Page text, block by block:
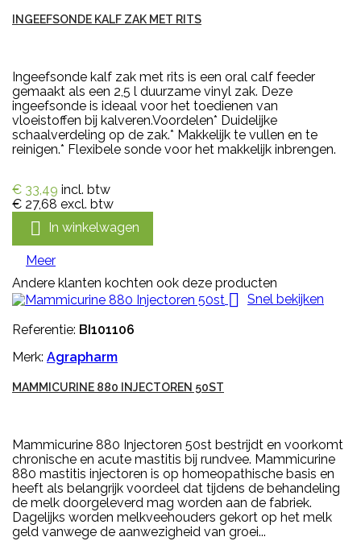
INGEEFSONDE KALF ZAK MET RITS
Ingeefsonde kalf zak met rits is een oral calf feeder
gemaakt als een 2,5 l duurzame vinyl zak. Deze
ingeefsonde is ideaal voor het toedienen van
vloeistoffen bij kalveren.Voordelen* Duidelijke
schaalverdeling op de zak.* Makkelijk te vullen en te
reinigen.* Flexibele sonde voor het makkelijk inbrengen.
€ 33,49 incl. btw
€ 27,68 excl. btw
 In winkelwagen
Meer
Andere klanten kochten ook deze producten
 Snel bekijken
Referentie: BI101106
Merk: Agrapharm
MAMMICURINE 880 INJECTOREN 50ST
Mammicurine 880 Injectoren 50st bestrijdt en voorkomt
chronische en acute mastitis bij rundvee. Mammicurine
880 mastitis injectoren is op homeopathische basis en
heeft als belangrijk voordeel dat tijdens de behandeling
de melk doorgeleverd mag worden aan de fabriek.
Dagelijks worden melkveehouders gekort op het melk
geld vanwege de aanwezigheid van groei...